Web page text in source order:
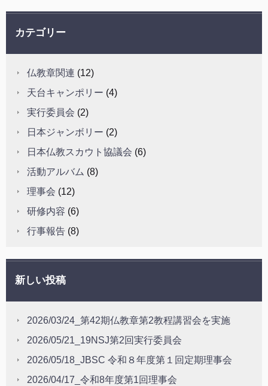
カテゴリー
仏教章関連 (12)
天台キャンポリー (4)
実行委員会 (2)
日本ジャンボリー (2)
日本仏教スカウト協議会 (6)
活動アルバム (8)
理事会 (12)
研修内容 (6)
行事報告 (8)
新しい投稿
2026/03/24_第42期仏教章第2教程講習会を実施
2026/05/21_19NSJ第2回実行委員会
2026/05/18_JBSC 令和８年度第１回定期理事会
2026/04/17_令和8年度第1回理事会